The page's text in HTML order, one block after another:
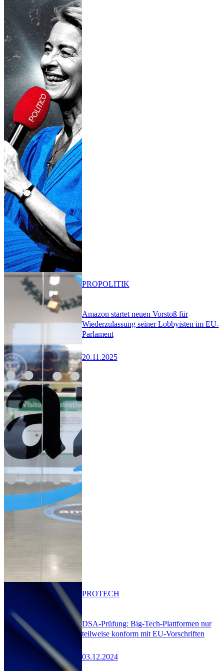
Amazon startet neuen Vorstoß für
Wiederzulassung seiner Lobbyisten im EU-
Parlament
20.11.2025
PROPOLITIK
DSA-Prüfung: Big-Tech-Plattformen nur
teilweise konform mit EU-Vorschriften
03.12.2024
PROTECH